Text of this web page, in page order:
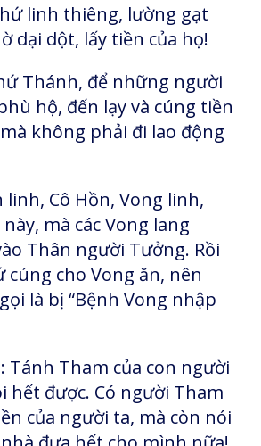
linh thiêng, lường gạt
dại dột, lấy tiền của họ!
Thánh, để những người
hộ, đến lạy và cúng tiền
không phải đi lao động
linh, Cô Hồn, Vong linh,
mà các Vong lang
Thân người Tưởng. Rồi
cho Vong ăn, nên
là bị “Bệnh Vong nhập
: Tánh Tham của con người
hết được. Có người Tham
của người ta, mà còn nói